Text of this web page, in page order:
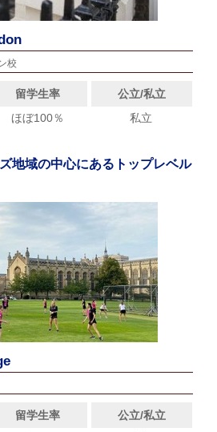
校
留学生率
公立/私立
ほぼ100％ 私立
地域の中心にあるトップレベル
留学生率
公立/私立